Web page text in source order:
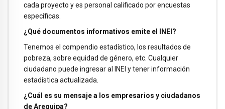
cada proyecto y es personal calificado por encuestas
específicas.
¿Qué documentos informativos emite el INEI?
Tenemos el compendio estadístico, los resultados de
pobreza, sobre equidad de género, etc. Cualquier
ciudadano puede ingresar al INEI y tener información
estadística actualizada.
¿Cuál es su mensaje a los empresarios y ciudadanos
de Arequipa?